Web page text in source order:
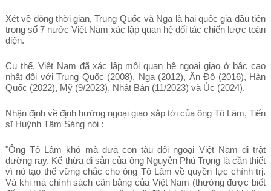
Xét về dòng thời gian, Trung Quốc và Nga là hai quốc gia đầu tiên
trong số 7 nước Việt Nam xác lập quan hệ đối tác chiến lược toàn
diện.
Cụ thể, Việt Nam đã xác lập mối quan hệ ngoại giao ở bậc cao
nhất đối với Trung Quốc (2008), Nga (2012), Ấn Độ (2016), Hàn
Quốc (2022), Mỹ (9/2023), Nhật Bản (11/2023) và Úc (2024).
Nhận định về định hướng ngoại giao sắp tới của ông Tô Lâm, Tiến
sĩ Huỳnh Tâm Sáng nói :
"Ông Tô Lâm khó mà đưa con tàu đối ngoại Việt Nam đi trật
đường ray. Kế thừa di sản của ông Nguyễn Phú Trọng là cần thiết
vì nó tạo thế vững chắc cho ông Tô Lâm về quyền lực chính trị.
Và khi mà chính sách cân bằng của Việt Nam (thường được biết